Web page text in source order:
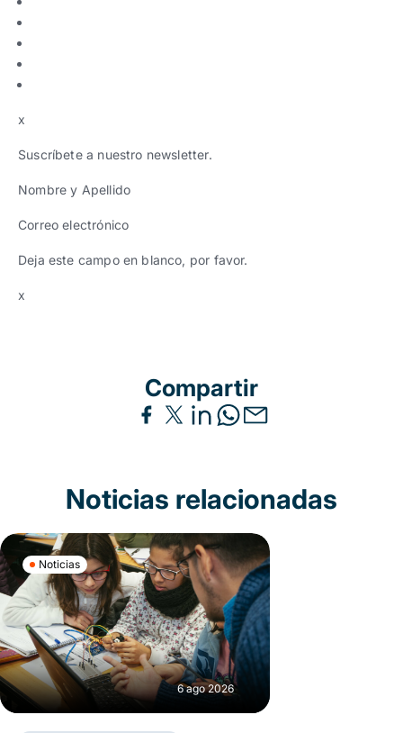
x
Suscríbete a nuestro newsletter.
Nombre y Apellido
Correo electrónico
Deja este campo en blanco, por favor.
x
Compartir
Noticias relacionadas
Noticias
6 ago 2026